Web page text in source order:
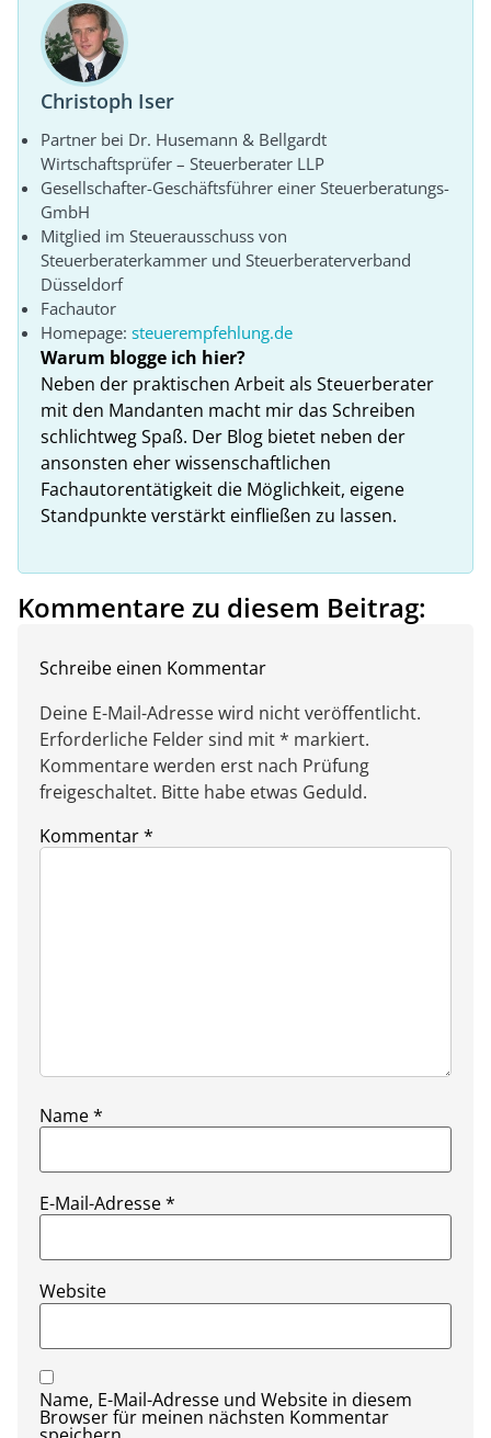
Christoph Iser
Partner bei Dr. Husemann & Bellgardt
Wirtschaftsprüfer – Steuerberater LLP
Gesellschafter-Geschäftsführer einer Steuerberatungs-
GmbH
Mitglied im Steuerausschuss von
Steuerberaterkammer und Steuerberaterverband
Düsseldorf
Fachautor
Homepage: steuerempfehlung.de
Warum blogge ich hier?
Neben der praktischen Arbeit als Steuerberater
mit den Mandanten macht mir das Schreiben
schlichtweg Spaß. Der Blog bietet neben der
ansonsten eher wissenschaftlichen
Fachautorentätigkeit die Möglichkeit, eigene
Standpunkte verstärkt einfließen zu lassen.
Kommentare zu diesem Beitrag:
Schreibe einen Kommentar
Deine E-Mail-Adresse wird nicht veröffentlicht.
Erforderliche Felder sind mit * markiert.
Kommentare werden erst nach Prüfung
freigeschaltet. Bitte habe etwas Geduld.
Kommentar*
Name*
E-Mail-Adresse*
Website
Name, E-Mail-Adresse und Website in diesem
Browser für meinen nächsten Kommentar